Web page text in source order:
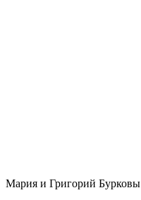
Мария и Григорий Бурковы